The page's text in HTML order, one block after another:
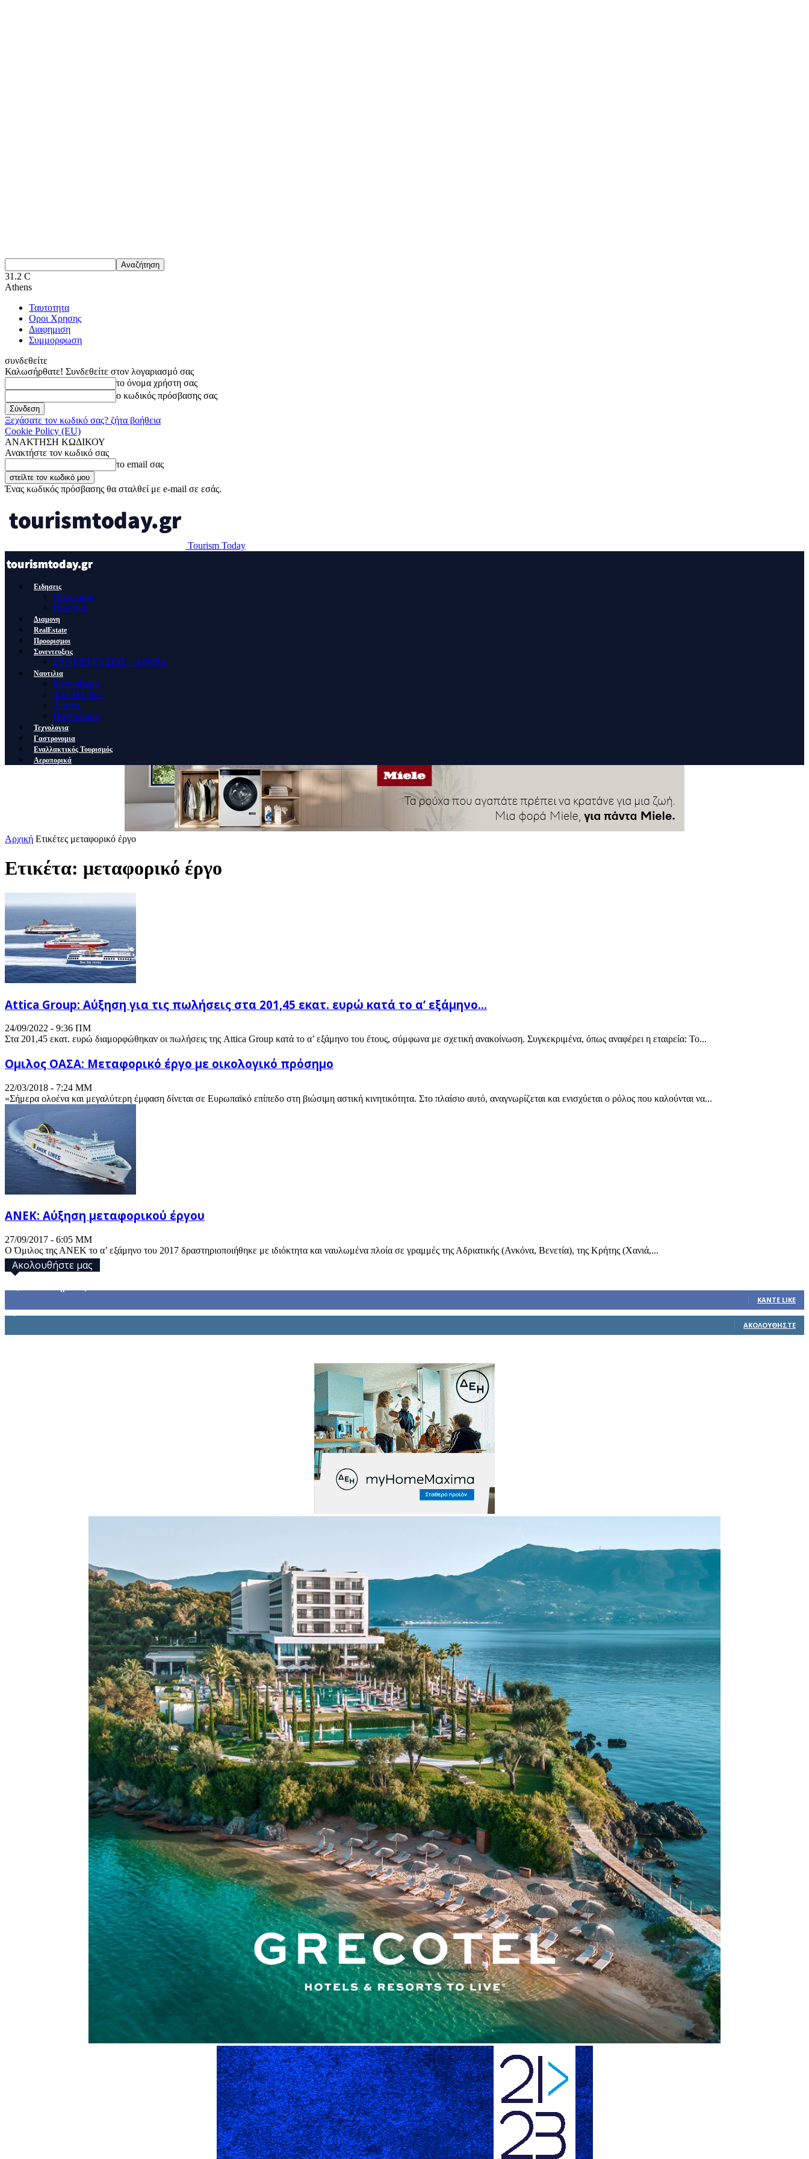
31.2 C
Athens
Ταυτοτητα
Οροι Χρησης
Διαφημιση
Συμμορφωση
συνδεθείτε
Καλωσήρθατε! Συνδεθείτε στον λογαριασμό σας
το όνομα χρήστη σας
ο κωδικός πρόσβασης σας
Ξεχάσατε τον κωδικό σας? ζήτα βοήθεια
Cookie Policy (EU)
ΑΝΑΚΤΗΣΗ ΚΩΔΙΚΟΥ
Ανακτήστε τον κωδικό σας
το email σας
Ένας κωδικός πρόσβασης θα σταλθεί με e-mail σε εσάς.
Tourism Today
Ειδησεις
Οικονομια
Πολιτικη
Διαμονη
RealEstate
Προορισμοι
Συνεντευξεις
ΣΥΝΕΝΤΕΥΞΕΙΣ – ΑΡΘΡΑ
Ναυτιλια
Κρουαζιερα
YACHTING
Λιμανι
Ποντοπορος
Τεχνολογια
Γαστρονομια
Εναλλακτικός Τουρισμός
Αεροπορικά
Αρχική Ετικέτες μεταφορικό έργο
Ετικέτα: μεταφορικό έργο
Attica Group: Αύξηση για τις πωλήσεις στα 201,45 εκατ. ευρώ κατά το α’ εξάμηνο...
24/09/2022 - 9:36 ΠΜ
Στα 201,45 εκατ. ευρώ διαμορφώθηκαν οι πωλήσεις της Attica Group κατά το α’ εξάμηνο του έτους, σύμφωνα με σχετική ανακοίνωση. Συγκεκριμένα, όπως αναφέρει η εταιρεία: Το...
Ομιλος ΟΑΣΑ: Μεταφορικό έργο με οικολογικό πρόσημο
22/03/2018 - 7:24 ΜΜ
«Σήμερα ολοένα και μεγαλύτερη έμφαση δίνεται σε Ευρωπαϊκό επίπεδο στη βιώσιμη αστική κινητικότητα. Στο πλαίσιο αυτό, αναγνωρίζεται και ενισχύεται ο ρόλος που καλούνται να...
ΑΝΕΚ: Αύξηση μεταφορικού έργου
27/09/2017 - 6:05 ΜΜ
Ο Όμιλος της ΑΝΕΚ το α’ εξάμηνο του 2017 δραστηριοποιήθηκε με ιδιόκτητα και ναυλωμένα πλοία σε γραμμές της Αδριατικής (Ανκόνα, Βενετία), της Κρήτης (Χανιά,...
Ακολουθήστε μας
ΚΆΝΤΕ LIKE
ΑΚΟΛΟΥΘΉΣΤΕ